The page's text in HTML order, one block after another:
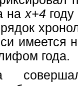
на x+4
имеется
года.